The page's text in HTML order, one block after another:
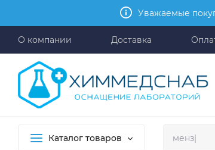
Уважаемые
О компании Доставка
Каталог товаров